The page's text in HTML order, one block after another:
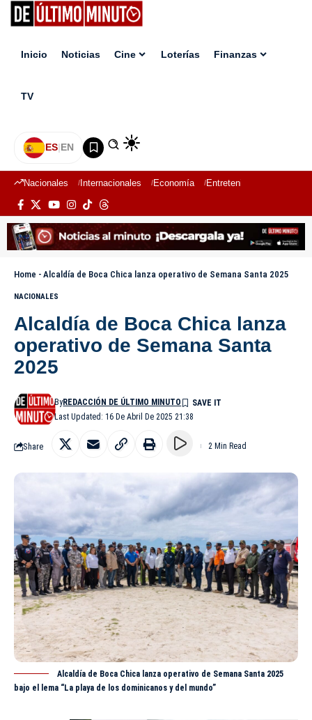
Inicio Noticias Cine Loterías Finanzas
TV
ES|EN
Nacionales Internacionales Economía Entretenimiento
Home - Alcaldía de Boca Chica lanza operativo de Semana Santa 2025
NACIONALES
Alcaldía de Boca Chica lanza
operativo de Semana Santa
2025
Last Updated: 16 De Abril De 2025 21:38
ByREDACCIÓN DE ÚLTIMO MINUTO
Share 2 Min Read
Alcaldía de Boca Chica lanza operativo de Semana Santa 2025
bajo el lema “La playa de los dominicanos y del mundo”